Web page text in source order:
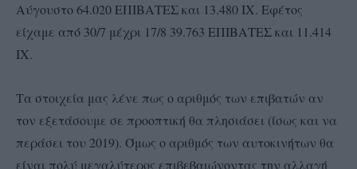
Αύγουστο 64.020 ΕΠΙΒΑΤΕΣ και 13.480 ΙΧ. Εφέτος
είχαμε από 30/7 μέχρι 17/8 39.763 ΕΠΙΒΑΤΕΣ και 11.414
ΙΧ.
Τα στοιχεία μας λένε πως ο αριθμός των επιβατών αν
τον εξετάσουμε σε προοπτική θα πλησιάσει (ίσως και να
περάσει του 2019). Όμως ο αριθμός των αυτοκινήτων θα
είναι πολύ μεγαλύτερος επιβεβαιώνοντας την αλλαγή